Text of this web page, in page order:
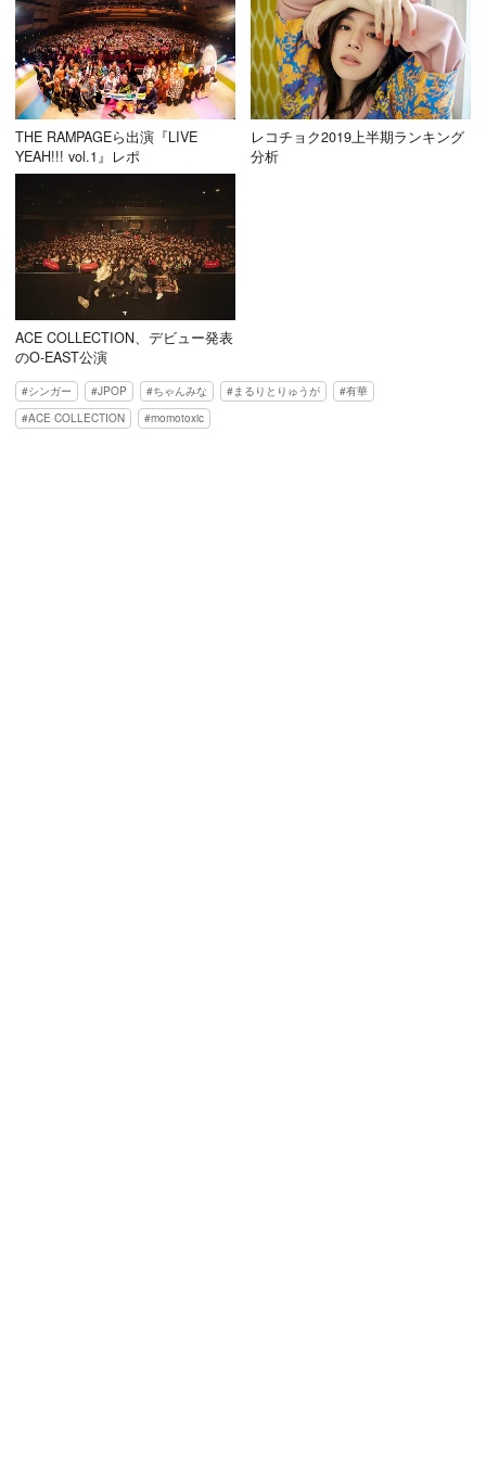
THE RAMPAGEら出演『LIVE
YEAH!!! vol.1』レポ
レコチョク2019上半期ランキング
分析
ACE COLLECTION、デビュー発表
のO-EAST公演
シンガー JPOP ちゃんみな まるりとりゅうが
有華
ACE COLLECTION
momotoxic